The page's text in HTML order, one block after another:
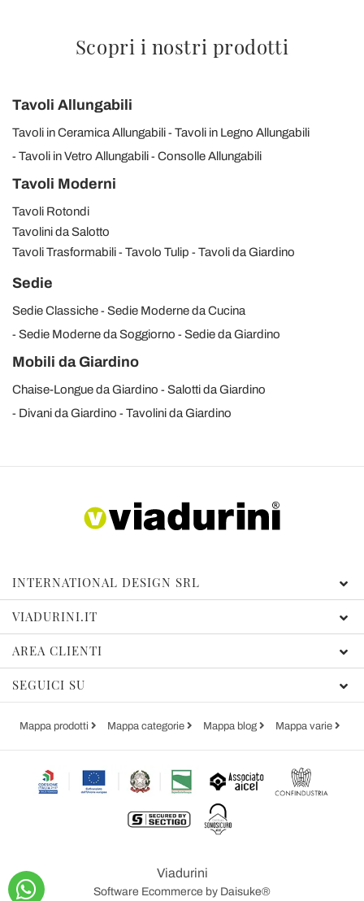
Scopri i nostri prodotti
Tavoli Allungabili
Tavoli in Ceramica Allungabili
Tavoli in Legno Allungabili
Tavoli in Vetro Allungabili
Consolle Allungabili
Tavoli Moderni
Tavoli Rotondi
Tavolini da Salotto
Tavoli Trasformabili
Tavolo Tulip Tavoli da Giardino
Sedie
Sedie Classiche
Sedie Moderne da Cucina
Sedie Moderne da Soggiorno
Sedie da Giardino
Mobili da Giardino
Chaise-Longue da Giardino
Salotti da Giardino
Divani da Giardino
Tavolini da Giardino
INTERNATIONAL DESIGN SRL
VIADURINI.IT
AREA CLIENTI
SEGUICI SU
Mappa prodotti Mappa categorie Mappa blog Mappa varie
Viadurini
Software Ecommerce by Daisuke®